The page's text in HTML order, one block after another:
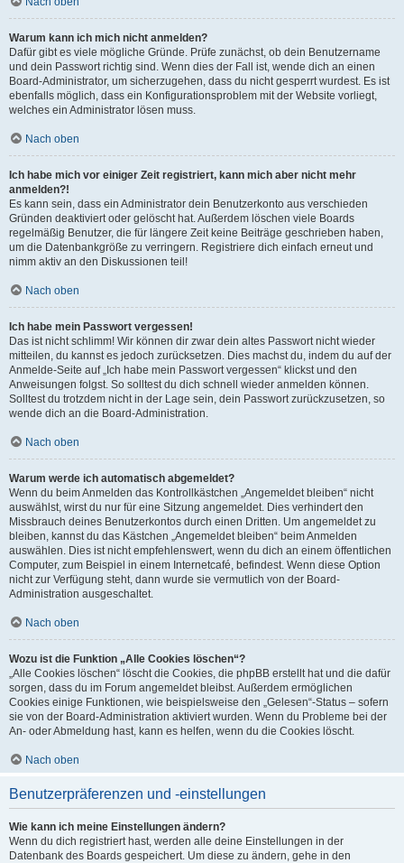
Warum kann ich mich nicht anmelden?
Dafür gibt es viele mögliche Gründe. Prüfe zunächst, ob dein Benutzername
und dein Passwort richtig sind. Wenn dies der Fall ist, wende dich an einen
Board-Administrator, um sicherzugehen, dass du nicht gesperrt wurdest. Es ist
ebenfalls möglich, dass ein Konfigurationsproblem mit der Website vorliegt,
welches ein Administrator lösen muss.
Nach oben
Ich habe mich vor einiger Zeit registriert, kann mich aber nicht mehr
anmelden?!
Es kann sein, dass ein Administrator dein Benutzerkonto aus verschieden
Gründen deaktiviert oder gelöscht hat. Außerdem löschen viele Boards
regelmäßig Benutzer, die für längere Zeit keine Beiträge geschrieben haben,
um die Datenbankgröße zu verringern. Registriere dich einfach erneut und
nimm aktiv an den Diskussionen teil!
Nach oben
Ich habe mein Passwort vergessen!
Das ist nicht schlimm! Wir können dir zwar dein altes Passwort nicht wieder
mitteilen, du kannst es jedoch zurücksetzen. Dies machst du, indem du auf der
Anmelde-Seite auf „Ich habe mein Passwort vergessen“ klickst und den
Anweisungen folgst. So solltest du dich schnell wieder anmelden können.
Solltest du trotzdem nicht in der Lage sein, dein Passwort zurückzusetzen, so
wende dich an die Board-Administration.
Nach oben
Warum werde ich automatisch abgemeldet?
Wenn du beim Anmelden das Kontrollkästchen „Angemeldet bleiben“ nicht
auswählst, wirst du nur für eine Sitzung angemeldet. Dies verhindert den
Missbrauch deines Benutzerkontos durch einen Dritten. Um angemeldet zu
bleiben, kannst du das Kästchen „Angemeldet bleiben“ beim Anmelden
auswählen. Dies ist nicht empfehlenswert, wenn du dich an einem öffentlichen
Computer, zum Beispiel in einem Internetcafé, befindest. Wenn diese Option
nicht zur Verfügung steht, dann wurde sie vermutlich von der Board-
Administration ausgeschaltet.
Nach oben
Wozu ist die Funktion „Alle Cookies löschen“?
„Alle Cookies löschen“ löscht die Cookies, die phpBB erstellt hat und die dafür
sorgen, dass du im Forum angemeldet bleibst. Außerdem ermöglichen
Cookies einige Funktionen, wie beispielsweise den „Gelesen“-Status – sofern
sie von der Board-Administration aktiviert wurden. Wenn du Probleme bei der
An- oder Abmeldung hast, kann es helfen, wenn du die Cookies löscht.
Nach oben
Benutzerpräferenzen und -einstellungen
Wie kann ich meine Einstellungen ändern?
Wenn du dich registriert hast, werden alle deine Einstellungen in der
Datenbank des Boards gespeichert. Um diese zu ändern, gehe in den